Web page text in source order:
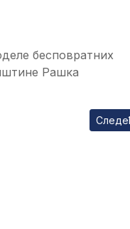
бесповратних
Рашка
ЗА ДОДЕЛУ